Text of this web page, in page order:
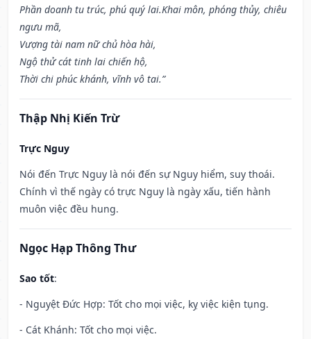
Phần doanh tu trúc, phú quý lai.Khai môn, phóng thủy, chiêu
ngưu mã,
Vượng tài nam nữ chủ hòa hài,
Ngộ thử cát tinh lai chiến hộ,
Thời chi phúc khánh, vĩnh vô tai.”
Thập Nhị Kiến Trừ
Trực Nguy
Nói đến Trực Nguy là nói đến sự Nguy hiểm, suy thoái.
Chính vì thế ngày có trực Nguy là ngày xấu, tiến hành
muôn việc đều hung.
Ngọc Hạp Thông Thư
Sao tốt:
- Nguyệt Đức Hợp: Tốt cho mọi việc, kỵ việc kiện tụng.
- Cát Khánh: Tốt cho mọi việc.